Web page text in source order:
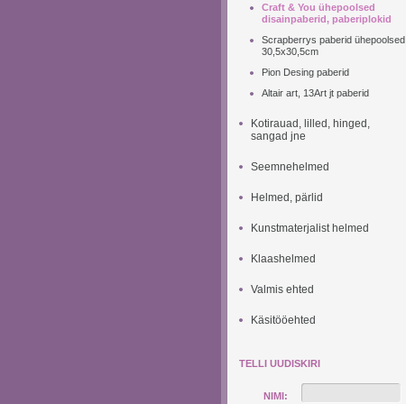
Craft & You ühepoolsed
disainpaberid, paberiplokid
Scrapberrys paberid ühepoolsed
30,5x30,5cm
Pion Desing paberid
Altair art, 13Art jt paberid
Kotirauad, lilled, hinged,
sangad jne
Seemnehelmed
Helmed, pärlid
Kunstmaterjalist helmed
Klaashelmed
Valmis ehted
Käsitööehted
TELLI UUDISKIRI
NIMI: